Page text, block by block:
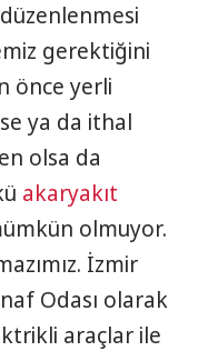
gerektiğini
önce yerli
ya da ithal
olsa da
akaryakıt
olmuyor.
İzmir
Odası olarak
araçlar ile